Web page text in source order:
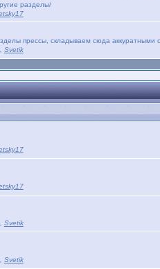
разделы/
прессы, складываем сюда аккуратными
, Svetik
, Svetik
, Svetik